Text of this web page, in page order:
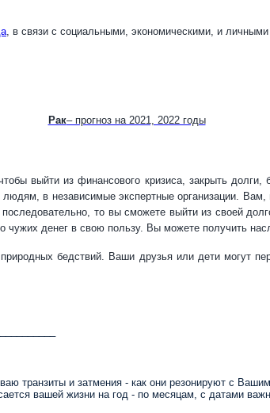
, в связи с социальными, экономическими, и
Рак– прогноз на 2021, 2022 годы
выйти из финансового кризиса, закрыть
в независимые экспертные организации.
то вы сможете выйти из своей
денег в свою пользу. Вы можете получить
бедствий. Ваши друзья или дети могут
транзиты и затмения - как они резонируют с
вашей жизни на год - по месяцам, с датами